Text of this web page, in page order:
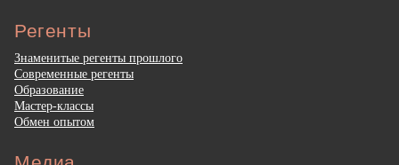
Регенты
Знаменитые регенты прошлого
Современные регенты
Образование
Мастер-классы
Обмен опытом